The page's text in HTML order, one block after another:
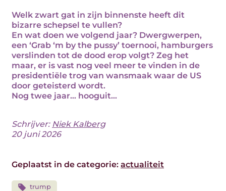
Welk zwart gat in zijn binnenste heeft dit
bizarre schepsel te vullen?
En wat doen we volgend jaar? Dwergwerpen,
een ‘Grab ‘m by the pussy’ toernooi, hamburgers
verslinden tot de dood erop volgt? Zeg het
maar, er is vast nog veel meer te vinden in de
presidentiële trog van wansmaak waar de US
door geteisterd wordt.
Nog twee jaar… hooguit…
Schrijver: Niek Kalberg
20 juni 2026
Geplaatst in de categorie: actualiteit
trump